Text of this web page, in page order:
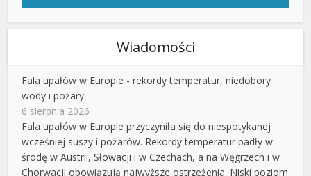
Wiadomości
Fala upałów w Europie - rekordy temperatur, niedobory
wody i pożary
6 sierpnia 2026
Fala upałów w Europie przyczyniła się do niespotykanej
wcześniej suszy i pożarów. Rekordy temperatur padły w
środę w Austrii, Słowacji i w Czechach, a na Węgrzech i w
Chorwacji obowiązują najwyższe ostrzeżenia. Niski poziom